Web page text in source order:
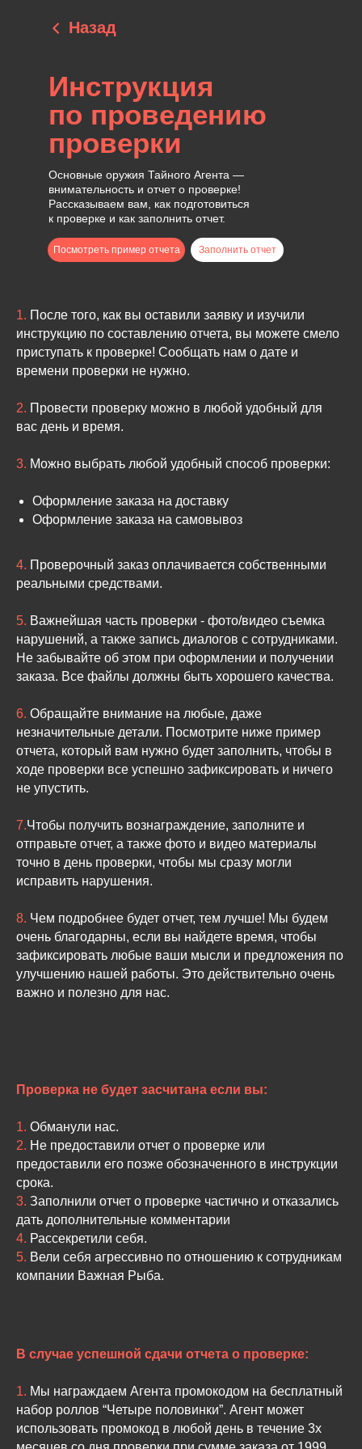
Назад
Инструкция
по проведению
проверки
Основные оружия Тайного Агента —
внимательность и отчет о проверке!
Рассказываем вам, как подготовиться
к проверке и как заполнить отчет.
Посмотреть пример отчета Заполнить отчет
1. После того, как вы оставили заявку и изучили
инструкцию по составлению отчета, вы можете смело
приступать к проверке! Сообщать нам о дате и
времени проверки не нужно.
2. Провести проверку можно в любой удобный для
вас день и время.
3. Можно выбрать любой удобный способ проверки:
Оформление заказа на доставку
Оформление заказа на самовывоз
4. Проверочный заказ оплачивается собственными
реальными средствами.
5. Важнейшая часть проверки - фото/видео съемка
нарушений, а также запись диалогов с сотрудниками.
Не забывайте об этом при оформлении и получении
заказа. Все файлы должны быть хорошего качества.
6. Обращайте внимание на любые, даже
незначительные детали. Посмотрите ниже пример
отчета, который вам нужно будет заполнить, чтобы в
ходе проверки все успешно зафиксировать и ничего
не упустить.
7.Чтобы получить вознаграждение, заполните и
отправьте отчет, а также фото и видео материалы
точно в день проверки, чтобы мы сразу могли
исправить нарушения.
8. Чем подробнее будет отчет, тем лучше! Мы будем
очень благодарны, если вы найдете время, чтобы
зафиксировать любые ваши мысли и предложения по
улучшению нашей работы. Это действительно очень
важно и полезно для нас.
Проверка не будет засчитана если вы:
1. Обманули нас.
2. Не предоставили отчет о проверке или
предоставили его позже обозначенного в инструкции
срока.
3. Заполнили отчет о проверке частично и отказались
дать дополнительные комментарии
4. Рассекретили себя.
5. Вели себя агрессивно по отношению к сотрудникам
компании Важная Рыба.
В случае успешной сдачи отчета о проверке:
1. Мы награждаем Агента промокодом на бесплатный
набор роллов “Четыре половинки”. Агент может
использовать промокод в любой день в течение 3х